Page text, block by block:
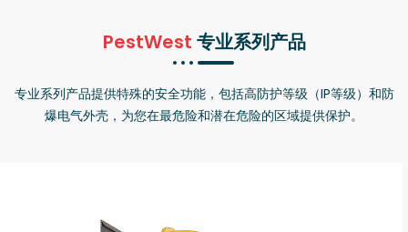
PestWest 专业系列产品
专业系列产品提供特殊的安全功能，包括高防护等级（IP等级）和防
爆电气外壳，为您在最危险和潜在危险的区域提供保护。